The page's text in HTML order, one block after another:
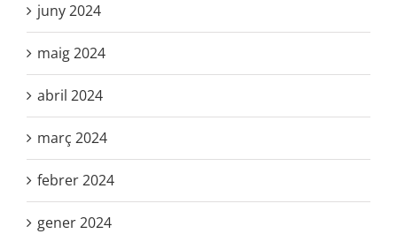
juny 2024
maig 2024
abril 2024
març 2024
febrer 2024
gener 2024